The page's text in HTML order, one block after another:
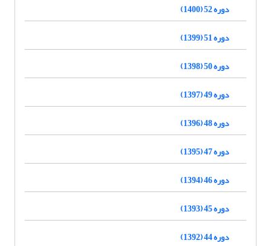
دوره 52 (1400)
دوره 51 (1399)
دوره 50 (1398)
دوره 49 (1397)
دوره 48 (1396)
دوره 47 (1395)
دوره 46 (1394)
دوره 45 (1393)
دوره 44 (1392)